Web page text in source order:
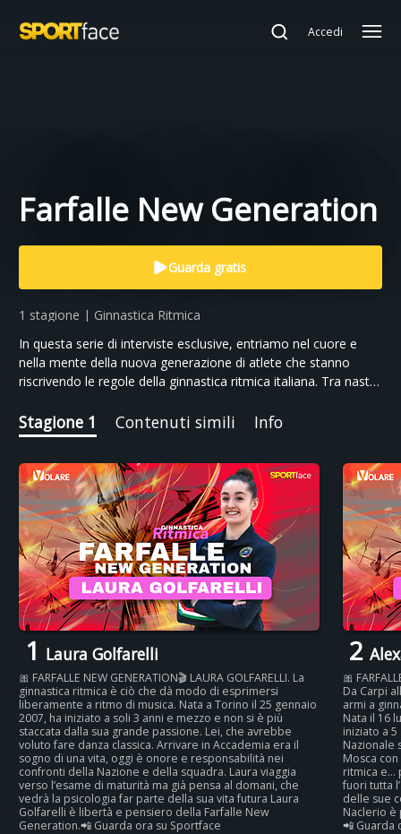
Accedi
Farfalle New Generation
Guarda gratis
1 stagione | Ginnastica Ritmica
In questa serie di interviste esclusive, entriamo nel cuore e
nella mente della nuova generazione di atlete che stanno
riscrivendo le regole della ginnastica ritmica italiana. Tra nastri,
ritratto autentico, fresco e potente di chi vive lo sport ogni
giorno con disciplina, passione e leggerezza. Perché dietro
Stagione 1 Contenuti simili Info
1 Laura Golfarelli
🎀 FARFALLE NEW GENERATION🎬 LAURA GOLFARELLI. La
ginnastica ritmica è ciò che dà modo di esprimersi
liberamente a ritmo di musica. Nata a Torino il 25 gennaio
2007, ha iniziato a soli 3 anni e mezzo e non si è più
staccata dalla sua grande passione. Lei, che avrebbe
voluto fare danza classica. Arrivare in Accademia era il
sogno di una vita, oggi è onore e responsabilità nei
confronti della Nazione e della squadra. Laura viaggia
verso l’esame di maturità ma già pensa al domani, che
vedrà la psicologia far parte della sua vita futura Laura
Golfarelli è libertà e pensiero della Farfalle New
Generation.📲 Guarda ora su Sportface
2
🎀
Da Carpi
armi a
Nata il 16
iniziato a
Nazionale
Mosca
ritmica e…
fuori tutta
delle sue
Naclerio è
📲 Guarda